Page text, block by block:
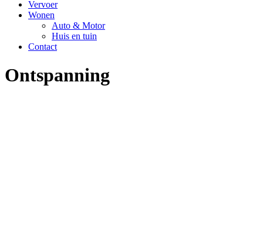
Vervoer
Wonen
Auto & Motor
Huis en tuin
Contact
Ontspanning